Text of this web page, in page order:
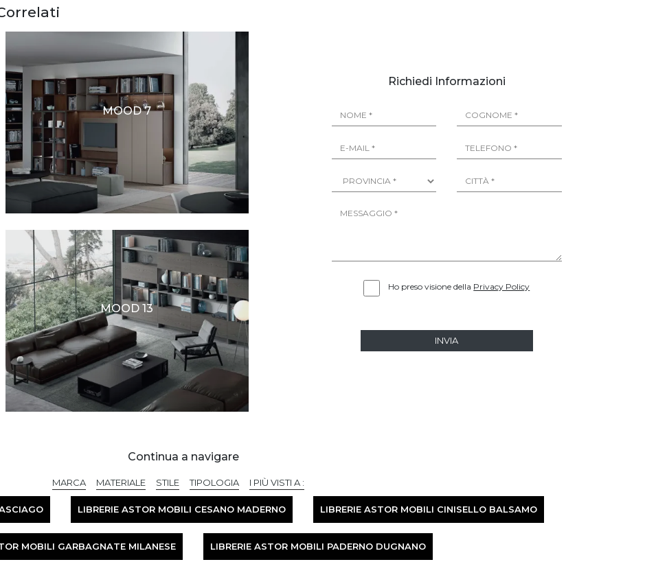
MOOD 7
MOOD 13
Richiedi Informazioni
Ho preso visione della Privacy Policy
INVIA
Continua a navigare
MARCA MATERIALE STILE TIPOLOGIA I PIÙ VISTI A :
LIBRERIE ASTOR MOBILI CESANO MADERNO LIBRERIE ASTOR MOBILI CINISELLO BALSAMO
MOBILI GARBAGNATE MILANESE LIBRERIE ASTOR MOBILI PADERNO DUGNANO